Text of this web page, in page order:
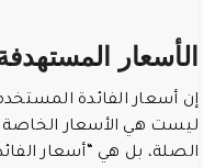
الأسعار
إن أسعار الفائدة
ليست هي الأسعار الخاصة
الصلة، بل هي “أسعار